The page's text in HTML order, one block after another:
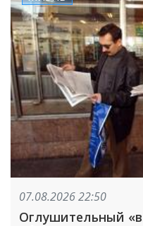
07.08.2026 22:50
Оглушительный